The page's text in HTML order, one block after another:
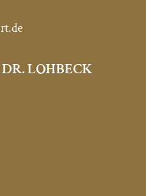
LOHBECK